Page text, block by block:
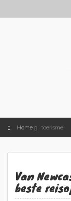
Home toerisme
Van
beste